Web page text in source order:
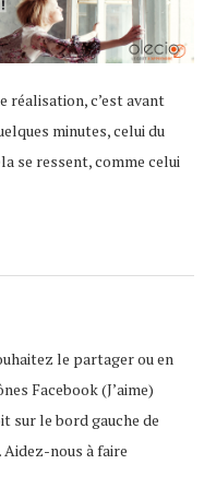
réalisation, c’est avant
minutes, celui du
se ressent, comme celui
le partager ou en
Facebook (J’aime)
sur le bord gauche de
nous à faire